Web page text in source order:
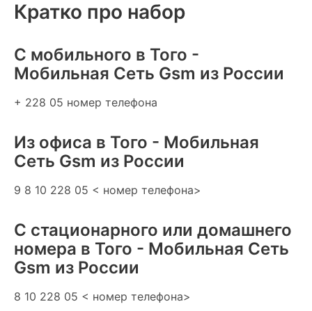
Кратко про набор
C мобильного в Того -
Мобильная Сеть Gsm из России
+ 228 05 номер телефона
Из офиса в Того - Мобильная
Сеть Gsm из России
9 8 10 228 05 < номер телефона>
С стационарного или домашнего
номера в Того - Мобильная Сеть
Gsm из России
8 10 228 05 < номер телефона>